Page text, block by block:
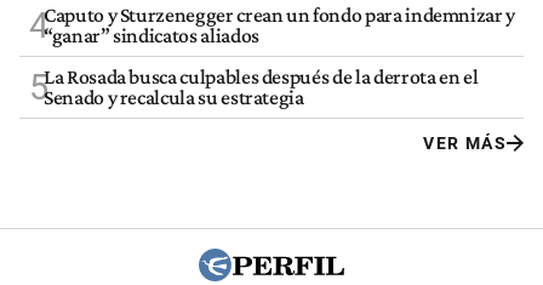
4Caputo y Sturzenegger crean un fondo para indemnizar y
“ganar” sindicatos aliados
5La Rosada busca culpables después de la derrota en el
Senado y recalcula su estrategia
VER MÁS